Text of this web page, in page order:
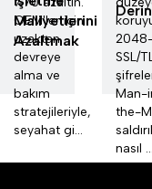
Maliyetlerini
Azaltmak
OEM'ler için
uzaktan
devreye
alma ve
bakım
stratejileriyle,
seyahat gi...
SSL/
Man-
the-
nasıl ...